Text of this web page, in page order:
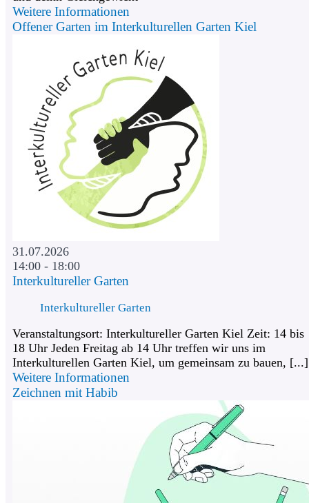
Weitere Informationen
Offener Garten im Interkulturellen Garten Kiel
31.07.2026
14:00 - 18:00
Interkultureller Garten
Interkultureller Garten
Veranstaltungsort: Interkultureller Garten Kiel Zeit: 14 bis
18 Uhr Jeden Freitag ab 14 Uhr treffen wir uns im
Interkulturellen Garten Kiel, um gemeinsam zu bauen, [...]
Weitere Informationen
Zeichnen mit Habib